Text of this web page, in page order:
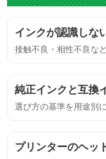
鮮やか、リアル、
インクが認識しな
接触不良・相性不良な
純正インクと互換
選び方の基準を用途別に
プリンターのヘッ